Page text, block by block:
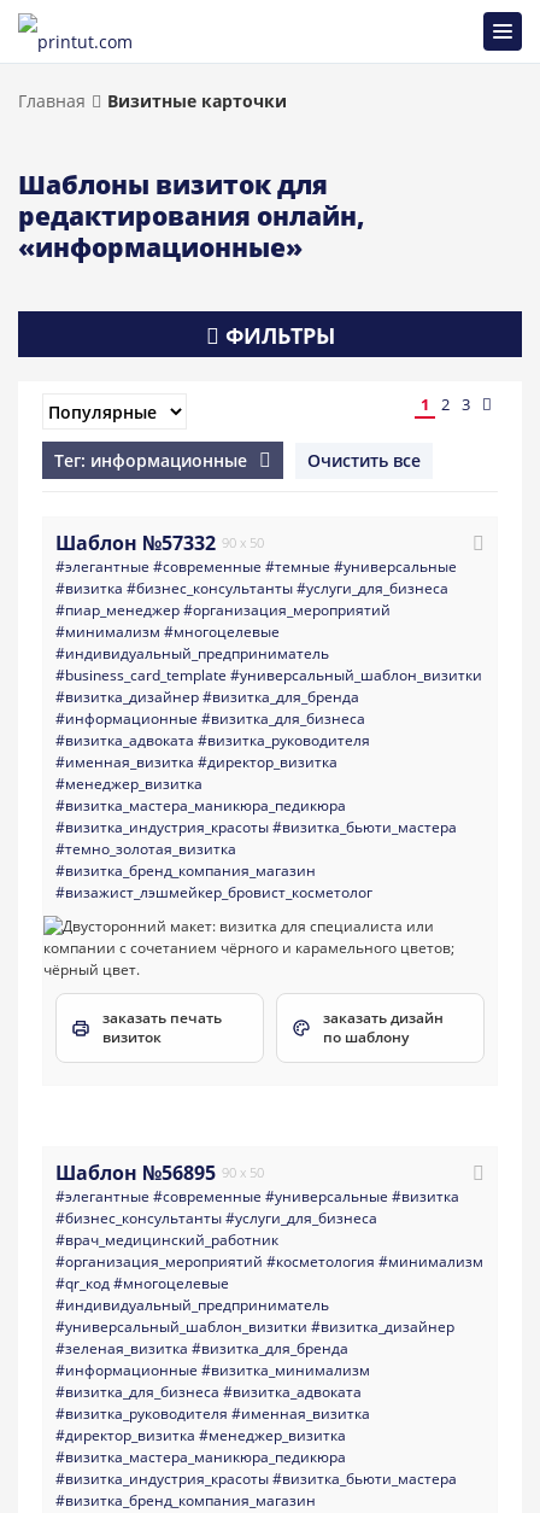
Главная Визитные карточки
Шаблоны визиток для
редактирования онлайн,
«информационные»
ФИЛЬТРЫ
1 2 3
Тег: информационные Очистить все
Шаблон №57332 90 x 50
#элегантные #современные #темные #универсальные
#визитка #бизнес_консультанты#услуги_для_бизнеса
#пиар_менеджер#организация_мероприятий
#минимализм #многоцелевые
#индивидуальный_предприниматель
#business_card_template #универсальный_шаблон_визитки
#визитка_дизайнер#визитка_для_бренда
#информационные #визитка_для_бизнеса
#визитка_адвоката #визитка_руководителя
#именная_визитка #директор_визитка
#менеджер_визитка
#визитка_мастера_маникюра_педикюра
#визитка_индустрия_красоты#визитка_бьюти_мастера
#темно_золотая_визитка
#визитка_бренд_компания_магазин
#визажист_лэшмейкер_бровист_косметолог
заказать печать
визиток
заказать дизайн
по шаблону
Шаблон №56895 90 x 50
#элегантные #современные #универсальные #визитка
#бизнес_консультанты#услуги_для_бизнеса
#врач_медицинский_работник
#организация_мероприятий #косметология #минимализм
#qr_код#многоцелевые
#индивидуальный_предприниматель
#универсальный_шаблон_визитки #визитка_дизайнер
#зеленая_визитка #визитка_для_бренда
#информационные #визитка_минимализм
#визитка_для_бизнеса #визитка_адвоката
#визитка_руководителя #именная_визитка
#директор_визитка #менеджер_визитка
#визитка_мастера_маникюра_педикюра
#визитка_индустрия_красоты#визитка_бьюти_мастера
#визитка_бренд_компания_магазин